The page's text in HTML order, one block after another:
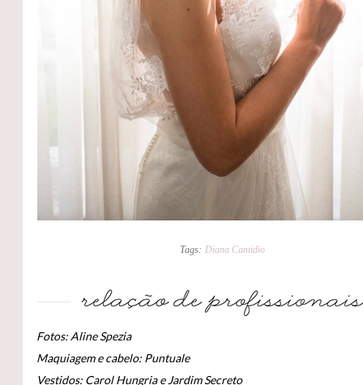
Tags: Diana Cantidio
Fotos: Aline Spezia
Maquiagem e cabelo: Puntuale
Vestidos: Carol Hungria e Jardim Secreto